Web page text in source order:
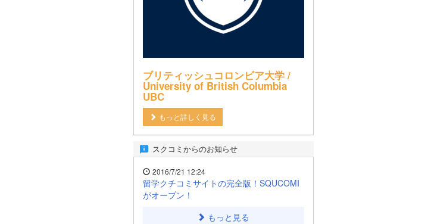
ブリティッシュコロンビア大学 /
University of British Columbia
UBC
もっと詳しく見る
スクコミからのお知らせ
2016/7/21 12:24
留学クチコミサイトの完全版！SQUCOMI
がオープン！
もっと見る